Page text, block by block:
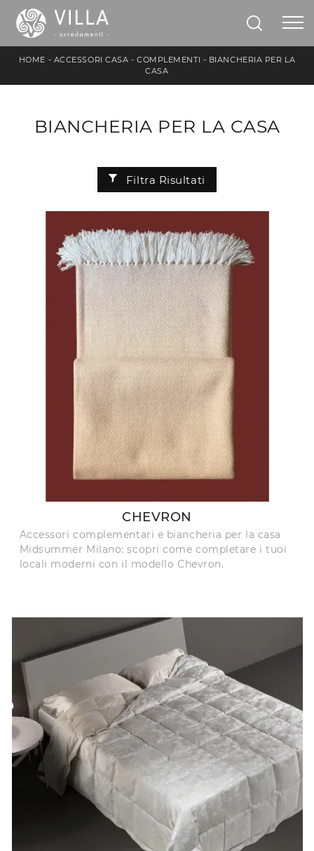
HOME - ACCESSORI CASA -COMPLEMENTI - BIANCHERIA PER LA
CASA
BIANCHERIA PER LA CASA
Filtra Risultati
CHEVRON
Accessori complementari e biancheria per la casa
Midsummer Milano: scopri come completare i tuoi
locali moderni con il modello Chevron.